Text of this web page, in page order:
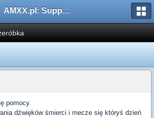
AMXX.pl: Support AMX Mod X i SourceMod
pomocy.
dźwięków śmierci i mecze się któryś dzień